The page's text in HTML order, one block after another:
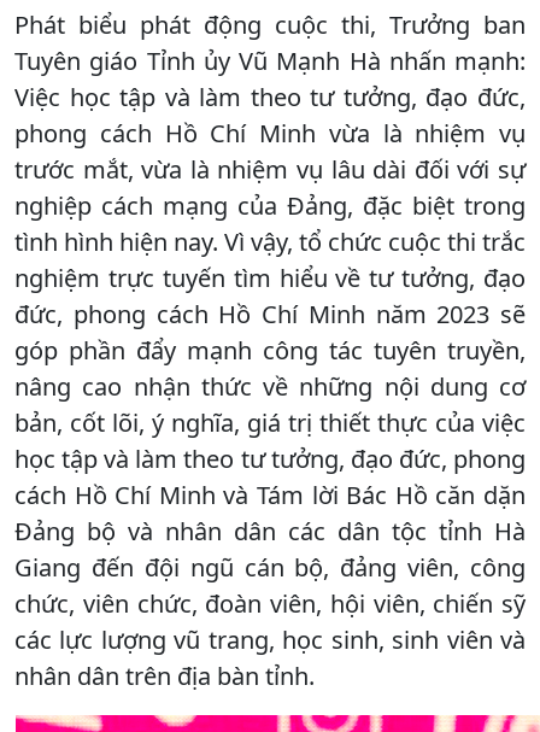
Phát biểu phát động cuộc thi, Trưởng ban
Tuyên giáo Tỉnh ủy Vũ Mạnh Hà nhấn mạnh:
Việc học tập và làm theo tư tưởng, đạo đức,
phong cách Hồ Chí Minh vừa là nhiệm vụ
trước mắt, vừa là nhiệm vụ lâu dài đối với sự
nghiệp cách mạng của Đảng, đặc biệt trong
tình hình hiện nay. Vì vậy, tổ chức cuộc thi trắc
nghiệm trực tuyến tìm hiểu về tư tưởng, đạo
đức, phong cách Hồ Chí Minh năm 2023 sẽ
góp phần đẩy mạnh công tác tuyên truyền,
nâng cao nhận thức về những nội dung cơ
bản, cốt lõi, ý nghĩa, giá trị thiết thực của việc
học tập và làm theo tư tưởng, đạo đức, phong
cách Hồ Chí Minh và Tám lời Bác Hồ căn dặn
Đảng bộ và nhân dân các dân tộc tỉnh Hà
Giang đến đội ngũ cán bộ, đảng viên, công
chức, viên chức, đoàn viên, hội viên, chiến sỹ
các lực lượng vũ trang, học sinh, sinh viên và
nhân dân trên địa bàn tỉnh.